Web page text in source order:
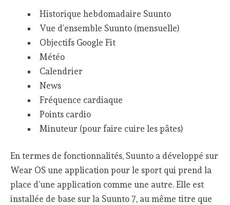
Historique hebdomadaire Suunto
Vue d’ensemble Suunto (mensuelle)
Objectifs Google Fit
Météo
Calendrier
News
Fréquence cardiaque
Points cardio
Minuteur (pour faire cuire les pâtes)
En termes de fonctionnalités, Suunto a développé sur
Wear OS une application pour le sport qui prend la
place d’une application comme une autre. Elle est
installée de base sur la Suunto 7, au même titre que